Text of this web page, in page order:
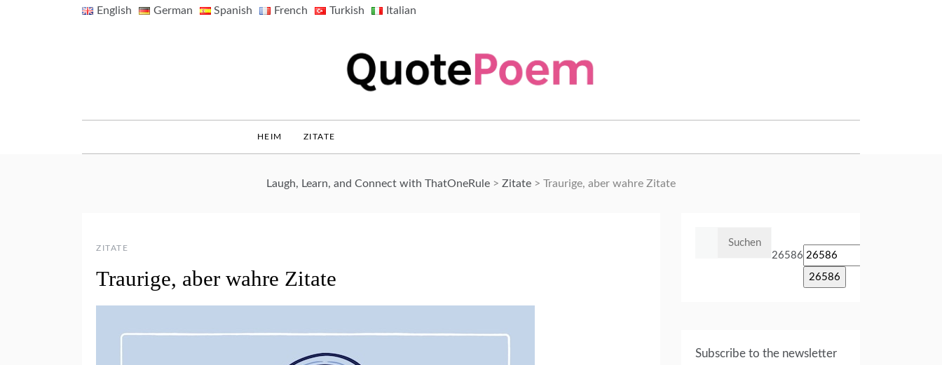
English German Spanish French Turkish Italian
HEIM ZITATE
Laugh, Learn, and Connect with ThatOneRule > Zitate > Traurige, aber wahre Zitate
ZITATE
Traurige, aber wahre Zitate
26586
Subscribe to the newsletter